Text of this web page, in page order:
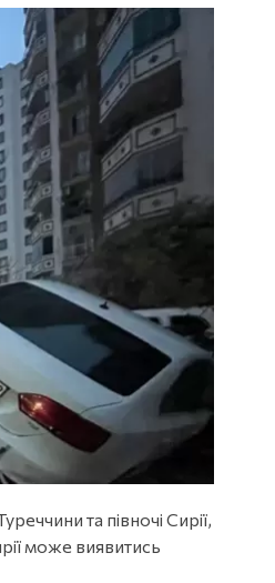
та півночі Сирії,
може виявитись